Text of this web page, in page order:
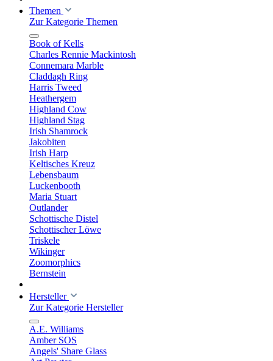
Themen
Zur Kategorie Themen
Book of Kells
Charles Rennie Mackintosh
Connemara Marble
Claddagh Ring
Harris Tweed
Heathergem
Highland Cow
Highland Stag
Irish Shamrock
Jakobiten
Irish Harp
Keltisches Kreuz
Lebensbaum
Luckenbooth
Maria Stuart
Outlander
Schottische Distel
Schottischer Löwe
Triskele
Wikinger
Zoomorphics
Bernstein
Hersteller
Zur Kategorie Hersteller
A.E. Williams
Amber SOS
Angels' Share Glass